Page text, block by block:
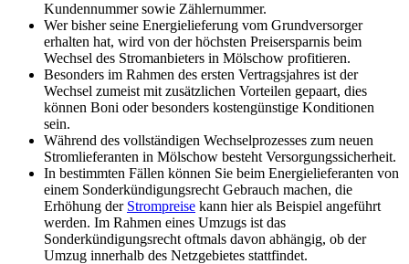
Kundennummer sowie Zählernummer.
Wer bisher seine Energielieferung vom Grundversorger
erhalten hat, wird von der höchsten Preisersparnis beim
Wechsel des Stromanbieters in Mölschow profitieren.
Besonders im Rahmen des ersten Vertragsjahres ist der
Wechsel zumeist mit zusätzlichen Vorteilen gepaart, dies
können Boni oder besonders kostengünstige Konditionen
sein.
Während des vollständigen Wechselprozesses zum neuen
Stromlieferanten in Mölschow besteht Versorgungssicherheit.
In bestimmten Fällen können Sie beim Energielieferanten von
einem Sonderkündigungsrecht Gebrauch machen, die
Erhöhung der Strompreise kann hier als Beispiel angeführt
werden. Im Rahmen eines Umzugs ist das
Sonderkündigungsrecht oftmals davon abhängig, ob der
Umzug innerhalb des Netzgebietes stattfindet.